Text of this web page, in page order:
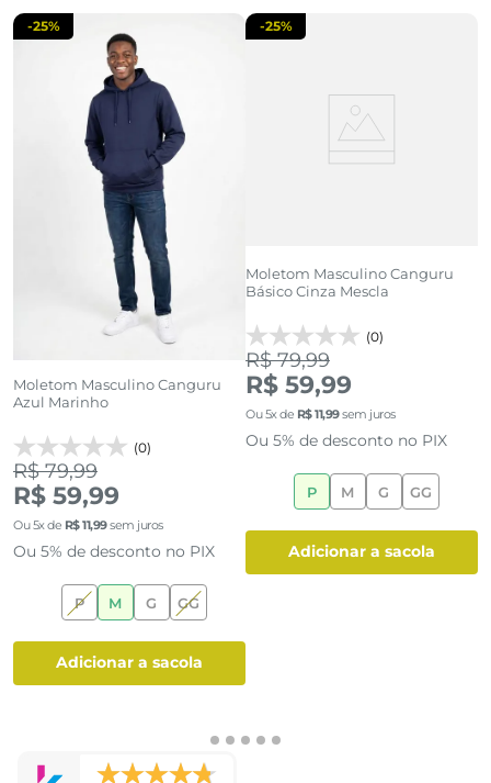
Moletom Masculino Canguru
Azul Marinho
(0)
-25%
R$ 79,99
R$ 59,99
Ou5x de R$11,99sem juros
Ou 5% de desconto no PIX
P M G GG
adicionar a sacola
Moletom Masculino Canguru
Básico Cinza Mescla
(0)
-25%
R$ 79,99
R$ 59,99
Ou5x de R$11,99sem juros
Ou 5% de desconto no PIX
P M G GG
adicionar a sacola